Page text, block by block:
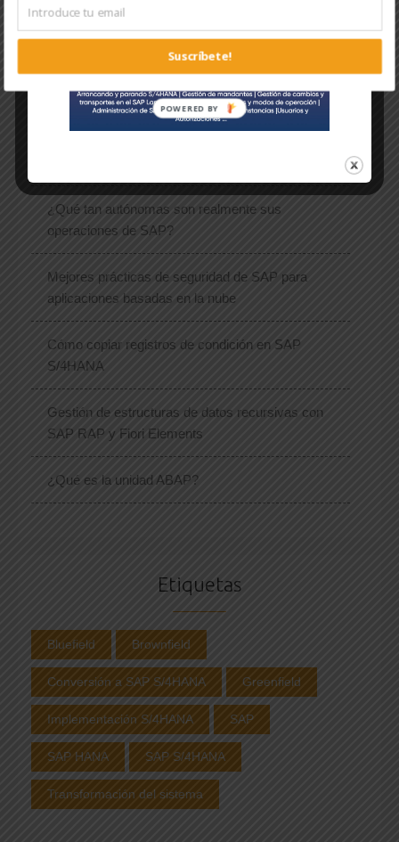
1 2 3 4 … 12 13 14 →
Recientes.
¿Qué tan autónomas son realmente sus
operaciones de SAP?
Mejores prácticas de seguridad de SAP para
aplicaciones basadas en la nube
Cómo copiar registros de condición en SAP
S/4HANA
Gestión de estructuras de datos recursivas con
SAP RAP y Fiori Elements
¿Qué es la unidad ABAP?
Etiquetas
Bluefield Brownfield
Conversión a SAP S/4HANA Greenfield
Implementación S/4HANA SAP
SAP HANA SAP S/4HANA
Transformación del sistema
Suscríbete!